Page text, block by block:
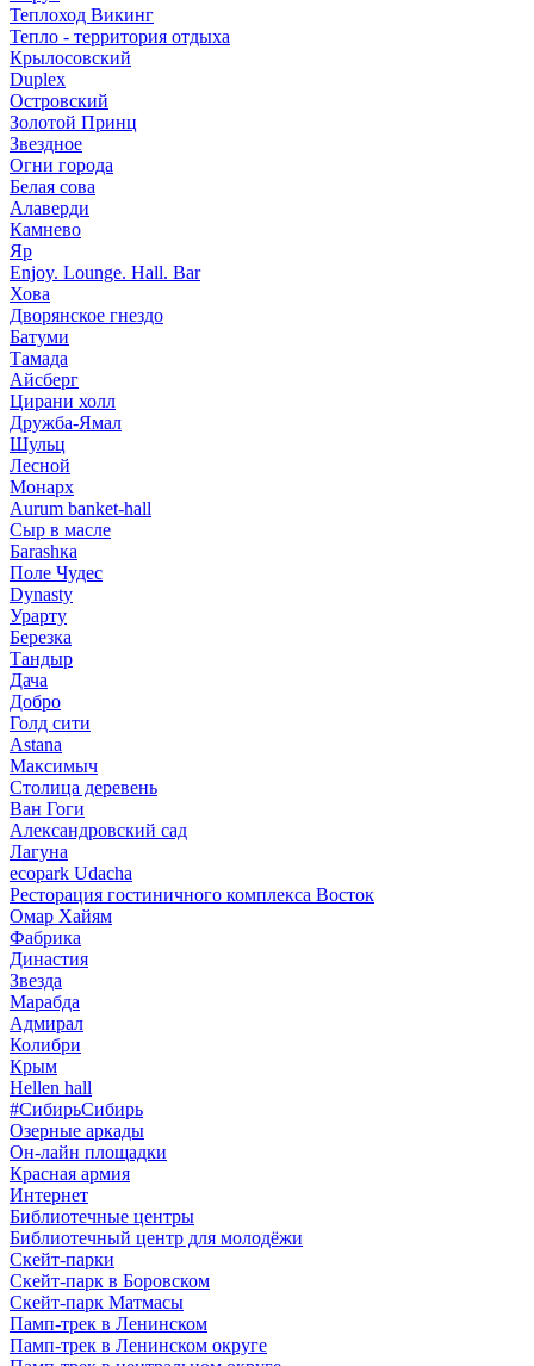
Теплоход Викинг
Тепло - территория отдыха
Крылосовский
Duplex
Островский
Золотой Принц
Звездное
Огни города
Белая сова
Алаверди
Камнево
Яр
Enjoy. Lounge. Hall. Bar
Хова
Дворянское гнездо
Батуми
Тамада
Айсберг
Цирани холл
Дружба-Ямал
Шульц
Лесной
Монарх
Aurum banket-hall
Сыр в масле
Баrаshка
Поле Чудес
Dynasty
Урарту
Березка
Тандыр
Дача
Добро
Голд сити
Astana
Максимыч
Столица деревень
Ван Гоги
Александровский сад
Лагуна
ecopark Udacha
Ресторация гостиничного комплекса Восток
Омар Хайям
Фабрика
Династия
Звезда
Марабда
Адмирал
Колибри
Крым
Hellen hall
#СибирьСибирь
Озерные аркады
Он-лайн площадки
Красная армия
Интернет
Библиотечные центры
Библиотечный центр для молодёжи
Скейт-парки
Скейт-парк в Боровском
Скейт-парк Матмасы
Памп-трек в Ленинском
Памп-трек в Ленинском округе